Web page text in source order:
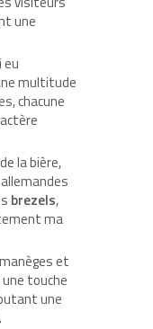
une
eu
multitude
chacune
la bière,
brezels,
ma
et
touche
une